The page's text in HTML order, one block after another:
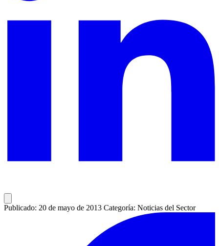
Publicado: 20 de mayo de 2013 Categoría: Noticias del Sector